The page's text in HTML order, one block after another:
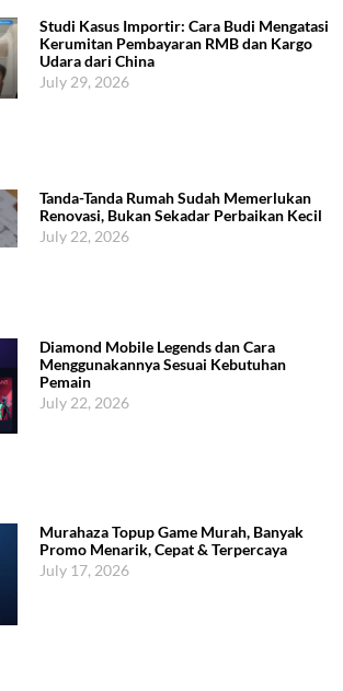
Studi Kasus Importir: Cara Budi Mengatasi
Kerumitan Pembayaran RMB dan Kargo
Udara dari China
July 29, 2026
Tanda-Tanda Rumah Sudah Memerlukan
Renovasi, Bukan Sekadar Perbaikan Kecil
July 22, 2026
Diamond Mobile Legends dan Cara
Menggunakannya Sesuai Kebutuhan
Pemain
July 22, 2026
Murahaza Topup Game Murah, Banyak
Promo Menarik, Cepat & Terpercaya
July 17, 2026